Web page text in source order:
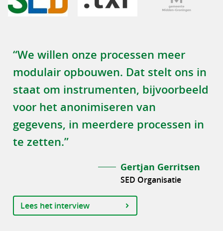
“We willen onze processen meer
modulair opbouwen. Dat stelt ons in
staat om instrumenten, bijvoorbeeld
voor het anonimiseren van
gegevens, in meerdere processen in
te zetten.”
Gertjan Gerritsen
SED Organisatie
Lees het interview